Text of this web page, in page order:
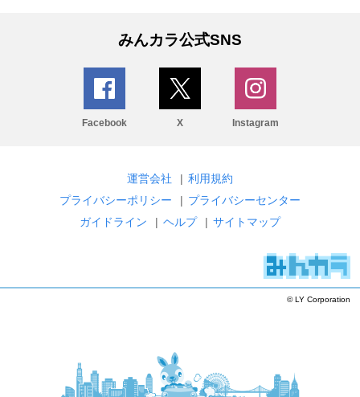
みんカラ公式SNS
Facebook X Instagram
運営会社 | 利用規約
プライバシーポリシー
| プライバシーセンター
ガイドライン
| ヘルプ | サイトマップ
© LY Corporation